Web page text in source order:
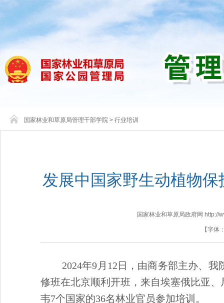
国家林业和草原局管理干部学院 > 行业培训
发展中国家野生动植物
国家林业和草原局政府网 http://
【字体
2024年9月12日，由商务部主办、
修班在北京顺利开班，来自埃塞俄比亚
韦7个国家的36名林业官员参加培训。